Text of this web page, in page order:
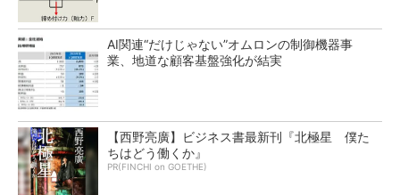
AI関連“だけじゃない”オムロンの制御機器事
業、地道な顧客基盤強化が結実
【西野亮廣】ビジネス書最新刊『北極星 僕た
ちはどう働くか』
PR(FINCHI on GOETHE)